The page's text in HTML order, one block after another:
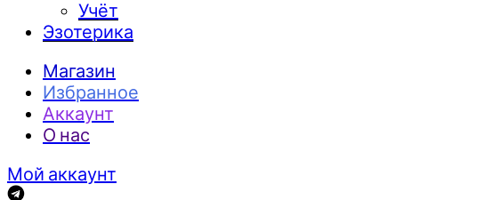
Учёт
Эзотерика
Магазин
Избранное
Аккаунт
О нас
Мой аккаунт